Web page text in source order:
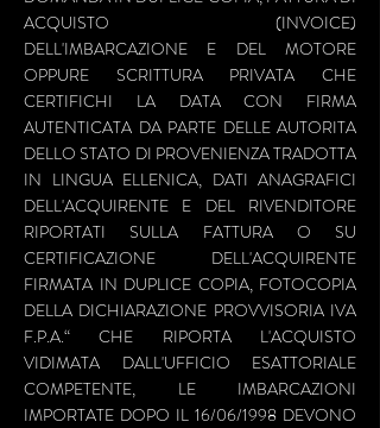
ACQUISTO (INVOICE)
DELL'IMBARCAZIONE E DEL MOTORE
OPPURE SCRITTURA PRIVATA CHE
CERTIFICHI LA DATA CON FIRMA
AUTENTICATA DA PARTE DELLE AUTORITA
DELLO STATO DI PROVENIENZA TRADOTTA
IN LINGUA ELLENICA, DATI ANAGRAFICI
DELL'ACQUIRENTE E DEL RIVENDITORE
RIPORTATI SULLA FATTURA O SU
CERTIFICAZIONE DELL'ACQUIRENTE
FIRMATA IN DUPLICE COPIA, FOTOCOPIA
DELLA DICHIARAZIONE PROVVISORIA IVA
F.P.A.“ CHE RIPORTA L'ACQUISTO
VIDIMATA DALL'UFFICIO ESATTORIALE
COMPETENTE, LE IMBARCAZIONI
IMPORTATE DOPO IL 16/06/1998 DEVONO